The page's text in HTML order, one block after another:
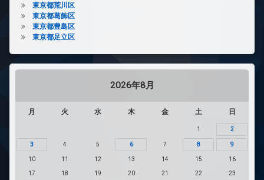
東京都荒川区
東京都葛飾区
東京都豊島区
東京都足立区
2026年8月
月 火 水 木 金 土 日
1 2
3 4 5 6 7 8 9
10 11 12 13 14 15 16
17 18 19 20 21 22 23